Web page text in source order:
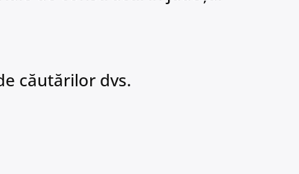
căutărilor dvs.